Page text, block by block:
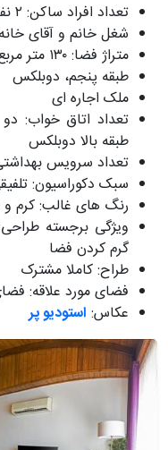
تعداد افراد ساکن: ٢ نفر
شغل خانم و آقای
متراژ فضا: ١٣٠ متر مربع
طبقه پنجم، دوبلكس
ملک اجاره ای
تعداد اتاق خواب:
طبقه بالا دوبلكس
تعداد سرویس بهداشتی: ٢
سبک دکوراسیون:
رنگ های غالب: كرم
ویژگی برجسته
گرم كردن فضا
طراح: كاملا مشترک
فضای مورد علاقه:
عکاس: استودیو پر